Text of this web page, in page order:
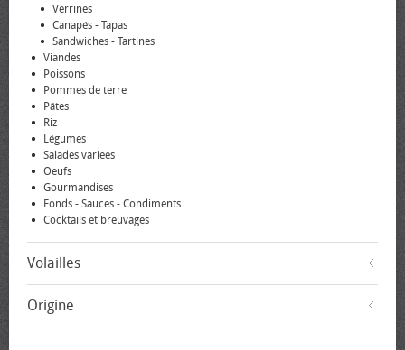
Verrines
Canapés - Tapas
Sandwiches - Tartines
Viandes
Poissons
Pommes de terre
Pâtes
Riz
Légumes
Salades variées
Oeufs
Gourmandises
Fonds - Sauces - Condiments
Cocktails et breuvages
Volailles
Origine